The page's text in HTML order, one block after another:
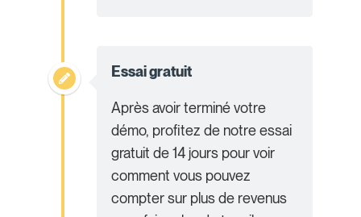
Essai gratuit
Après avoir terminé votre
démo, profitez de notre essai
gratuit de 14 jours pour voir
comment vous pouvez
compter sur plus de revenus